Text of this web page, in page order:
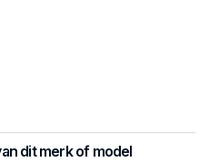
dit merk of model